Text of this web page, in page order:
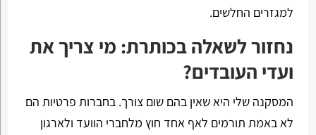
למגזרים החלשים.
נחזור לשאלה בכותרת: מי צריך את
ועדי העובדים?
המסקנה שלי היא שאין בהם שום צורך. בחברות פרטיות הם
לא באמת תורמים לאף אחד חוץ מלחברי הוועד ולארגון